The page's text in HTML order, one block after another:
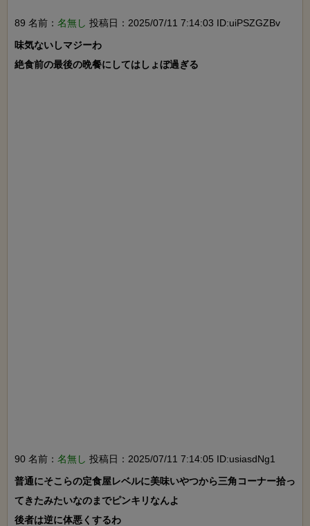
89 名前： 名無し 投稿日：2025/07/11 7:14:03 ID:uiPSZGZBv
味気ないしマジーわ
絶食前の最後の晩餐にしてはしょぼ過ぎる
90 名前： 名無し 投稿日：2025/07/11 7:14:05 ID:usiasdNg1
普通にそこらの定食屋レベルに美味いやつから三角コーナー拾っ
てきたみたいなのまでピンキリなんよ
後者は逆に体悪くするわ